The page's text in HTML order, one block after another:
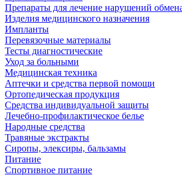
Препараты для лечение нарушений
Изделия медицинского назначения
Импланты
Перевязочные материалы
Тесты диагностические
Уход за больными
Медицинская техника
Аптечки и средства первой помощи
Ортопедическая продукция
Средства индивидуальной защиты
Лечебно-профилактическое белье
Народные средства
Травяные экстракты
Сиропы, элексиры, бальзамы
Питание
Спортивное питание